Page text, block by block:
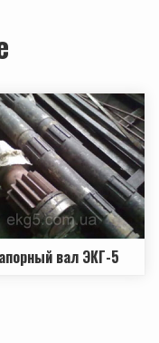
вал ЭКГ-5